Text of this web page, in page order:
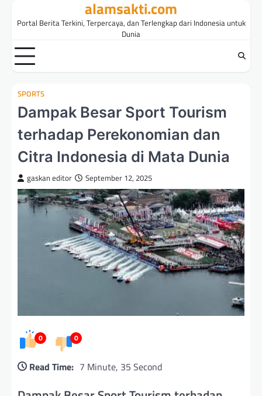
alamsakti.com
Portal Berita Terkini, Terpercaya, dan Terlengkap dari Indonesia untuk
Dunia
SPORTS
Dampak Besar Sport Tourism
terhadap Perekonomian dan
Citra Indonesia di Mata Dunia
gaskan editor September 12, 2025
0 0
Read Time: 7 Minute, 35 Second